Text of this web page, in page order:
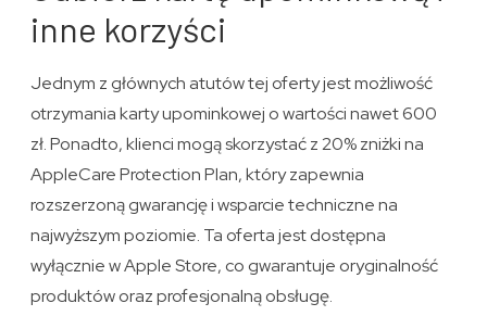
inne korzyści
Jednym z głównych atutów tej oferty jest możliwość
otrzymania karty upominkowej o wartości nawet 600
zł. Ponadto, klienci mogą skorzystać z 20% zniżki na
AppleCare Protection Plan, który zapewnia
rozszerzoną gwarancję i wsparcie techniczne na
najwyższym poziomie. Ta oferta jest dostępna
wyłącznie w Apple Store, co gwarantuje oryginalność
produktów oraz profesjonalną obsługę.